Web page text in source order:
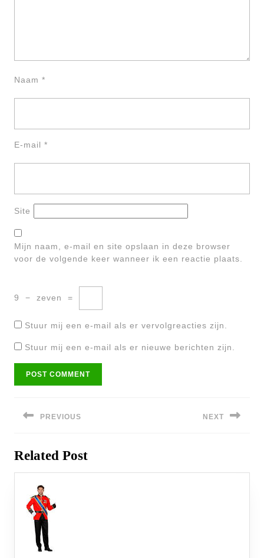
Naam *
E-mail *
Site
Mijn naam, e-mail en site opslaan in deze browser
voor de volgende keer wanneer ik een reactie plaats.
9 − zeven =
Stuur mij een e-mail als er vervolgreacties zijn.
Stuur mij een e-mail als er nieuwe berichten zijn.
navigatie
PREVIOUS
post:
NEXT
Related Post